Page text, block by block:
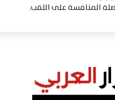
المنافسة على اللقب.